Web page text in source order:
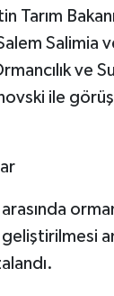
Tarım
Salimia
ve
ile